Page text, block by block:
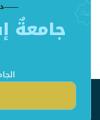
جامعةٌ